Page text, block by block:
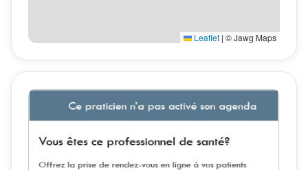
Leaflet | © Jawg Maps